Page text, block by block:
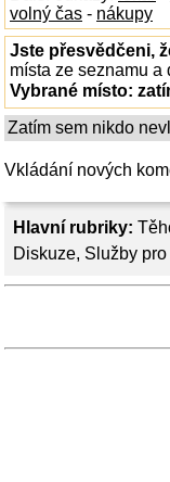
Hlavní rubriky:
Diskuze, Služby
volný čas - nákupy
Jste přesvědčeni,
místa ze seznamu
Vybrané místo:
Zatím sem nikdo
Vkládání nových